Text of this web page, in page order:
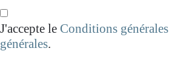
J'accepte le Conditions générales
générales.